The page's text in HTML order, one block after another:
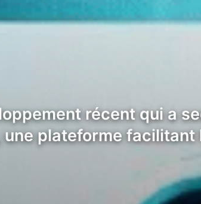
récent qui a
une plateforme facilitant